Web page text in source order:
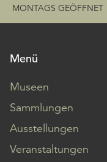
MONTAGS GEÖFFNET
Menü
Museen
Sammlungen
Ausstellungen
Veranstaltungen